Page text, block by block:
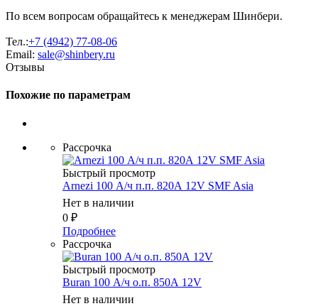
По всем вопросам обращайтесь к менеджерам Шинбери.
Тел.:+7 (4942) 77-08-06
Email: sale@shinbery.ru
Отзывы
Похожие по параметрам
Рассрочка
Быстрый просмотр
Arnezi 100 А/ч п.п. 820А 12V SMF Asia
Нет в наличии
0 ₽
Подробнее
Рассрочка
Быстрый просмотр
Buran 100 А/ч о.п. 850А 12V
Нет в наличии